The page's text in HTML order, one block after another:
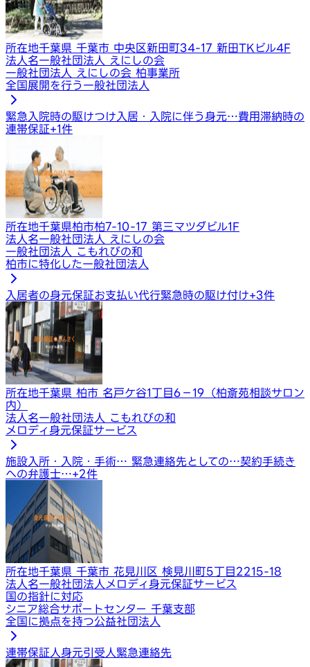
所在地千葉県 千葉市 中央区新田町34-17 新田TKビル4F
法人名一般社団法人 えにしの会
一般社団法人 えにしの会 柏事業所
全国展開を行う一般社団法人
緊急入院時の駆けつけ 入居・入院に伴う身元…費用滞納時の
連帯保証+1件
所在地千葉県柏市柏7-10-17 第三マツダビル1F
法人名一般社団法人 えにしの会
一般社団法人 こもれびの和
柏市に特化した一般社団法人
入居者の身元保証お支払い代行緊急時の駆け付け+3件
所在地千葉県 柏市 名戸ケ谷1丁目6−19（柏斎苑相談サロン
内）
法人名一般社団法人 こもれびの和
メロディ身元保証サービス
施設入所・入院・手術… 緊急連絡先としての…契約手続き
への弁護士…+2件
所在地千葉県 千葉市 花見川区 検見川町5丁目2215-18
法人名一般社団法人メロディ身元保証サービス
国の指針に対応
シニア総合サポートセンター 千葉支部
全国に拠点を持つ公益社団法人
連帯保証人身元引受人緊急連絡先